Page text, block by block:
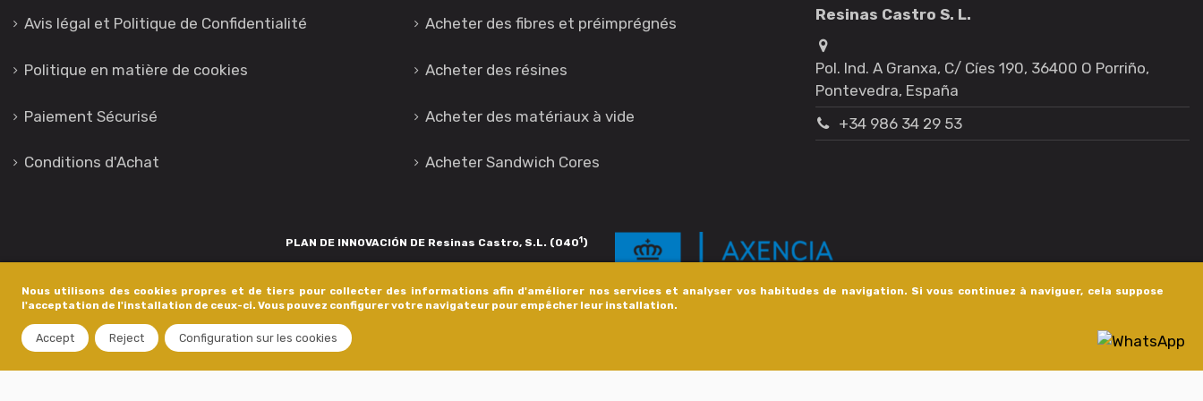
Nous utilisons des cookies propres et de tiers pour collecter des informations afin d'améliorer nos services et analyser vos habitudes de navigation. Si vous continuez à naviguer, cela suppose
l'acceptation de l'installation de ceux-ci. Vous pouvez configurer votre navigateur pour empêcher leur installation.
Accept Reject Configuration sur les cookies
Avis légal et Politique de Confidentialité
Politique en matière de cookies
Paiement Sécurisé
Conditions d'Achat
Acheter des fibres et préimprégnés
Acheter des résines
Acheter des matériaux à vide
Acheter Sandwich Cores
Resinas Castro S. L.
Pol. Ind. A Granxa, C/ Cíes 190, 36400 O Porriño,
Pontevedra, España
+34 986 34 29 53
PLAN DE INNOVACIÓN DE Resinas Castro, S.L. (0401 )
está financiada pola Xunta de Galicia, a través de axudas concedidas pola Axencia Galega de Innovación,
dentro do programa de axudas a empresa. InnovaPeme 2023.